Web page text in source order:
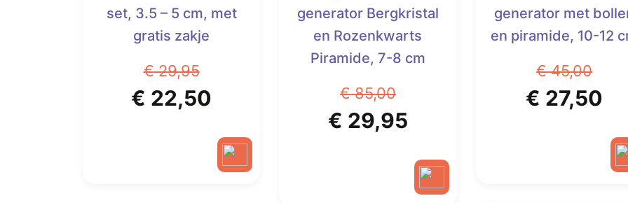
set, 3.5 – 5 cm, met
gratis zakje
€29,95
Oorspronkelijke
€ 22,50
is:
generator Bergkristal
en Rozenkwarts
Piramide, 7-8 cm
€85,00
Oorspronkelijke
€ 29,95Huidige
is:
generator met
en piramide, 10-12
€45,00
€ 27,50
is: